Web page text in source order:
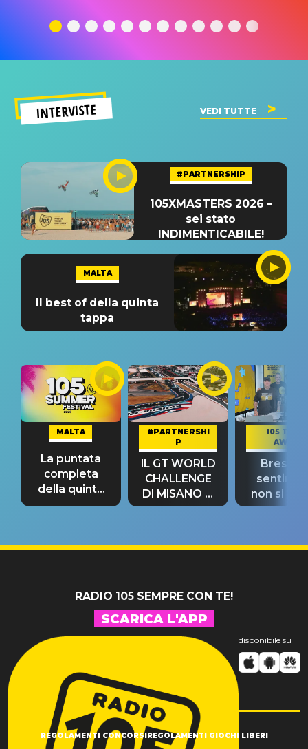
significato
del singolo
INTERVISTE VEDI TUTTE
#PARTNERSHIP
105XMASTERS 2026 –
sei stato
INDIMENTICABILE!
MALTA
Il best of della quinta
tappa
MALTA
La puntata
completa
della quinta
tappa
#PARTNERSHI
P
IL GT WORLD
CHALLENGE
DI MISANO si
riconferma
105 TAKE
AWAY
Bresh:
non si
fino alla
RADIO 105 SEMPRE CON TE!
SCARICA L'APP
disponibile su
REGOLAMENTI CONCORSIREGOLAMENTI GIOCHI LIBERI